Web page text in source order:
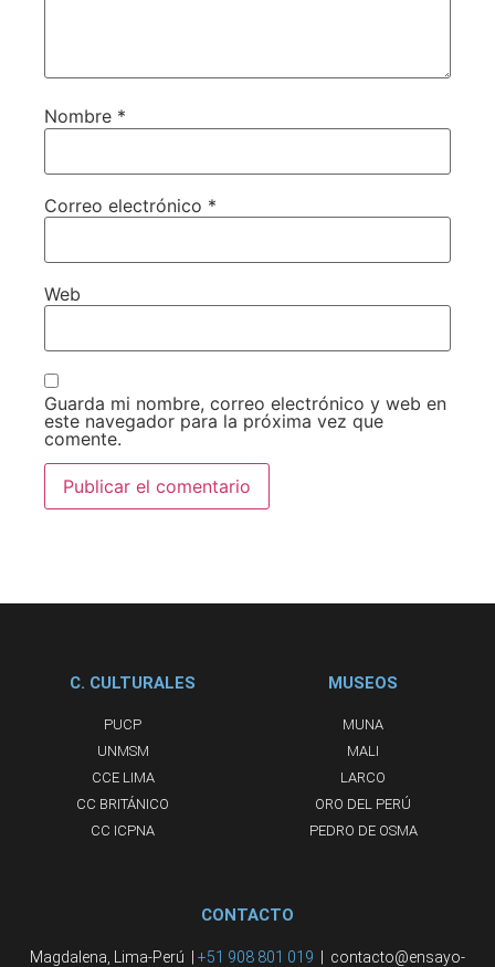
Nombre *
Correo electrónico *
Web
Guarda mi nombre, correo electrónico y web en
este navegador para la próxima vez que
comente.
C. CULTURALES
PUCP
UNMSM
CCE LIMA
CC BRITÁNICO
CC ICPNA
MUSEOS
MUNA
MALI
LARCO
ORO DEL PERÚ
PEDRO DE OSMA
CONTACTO
Magdalena, Lima-Perú | +51 908 801 019 | contacto@ensayo-